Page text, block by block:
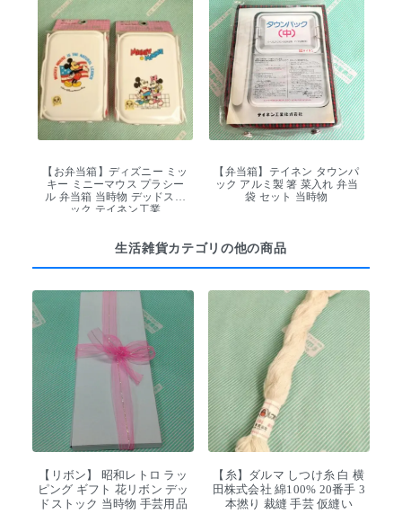
【お弁当箱】ディズニー ミッ
キー ミニーマウス プラシー
ル 弁当箱 当時物 デッドスト
ック テイネン工業
【弁当箱】テイネン タウンパ
ック アルミ製 箸 菜入れ 弁当
袋 セット 当時物
生活雑貨カテゴリの他の商品
【リボン】 昭和レトロ ラッ
ピング ギフト 花リボン デッ
ドストック 当時物 手芸用品
【糸】ダルマ しつけ糸 白 横
田株式会社 綿100% 20番手 3
本撚り 裁縫 手芸 仮縫い